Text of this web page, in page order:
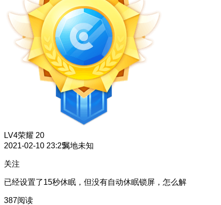
LV4荣耀 20
2021-02-10 23:25属地未知
关注
已经设置了15秒休眠，但没有自动休眠锁屏，怎么解
387阅读